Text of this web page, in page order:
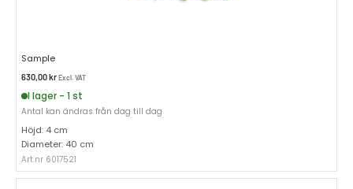
Sample
630,00krExcl. VAT
I lager - 1 st
Antal kan ändras från dag till dag
Höjd: 4 cm
Diameter: 40 cm
Art.nr 6017521